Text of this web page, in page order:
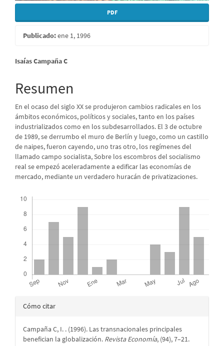
PDF
Publicado:ene 1, 1996
Contenido
principal
del
artículo
Isaías Campaña C
Resumen
En el ocaso del siglo XX se produjeron cambios radicales en los
ámbitos económicos, políticos y sociales, tanto en los países
industrializados como en los subdesarrollados. El 3 de octubre
de 1989, se derrumbo el muro de Berlín y luego, como un castillo
de naipes, fueron cayendo, uno tras otro, los regímenes del
llamado campo socialista, Sobre los escombros del socialismo
real se empezó aceleradamente a edificar las economías de
mercado, mediante un verdadero huracán de privatizaciones.
Detalles
artículo
Cómo citar
Campaña C, I. . (1996). Las transnacionales principales
benefician la globalización. Revista Economía, (94), 7–21.